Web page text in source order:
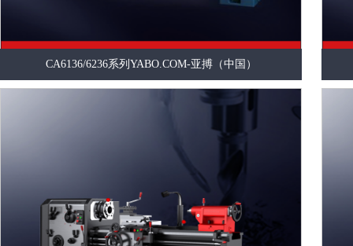
CA6136/6236系列YABO.COM-亚搏（中国）